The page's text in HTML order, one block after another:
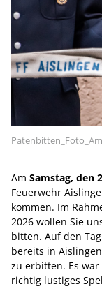
Am Samstag, den
Feuerwehr
kommen. Im
2026 wollen Sie
bitten. Auf den
bereits in
zu erbitten. Es
richtig lustiges